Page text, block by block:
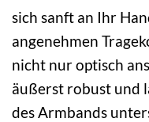
sich sanft an Ihr
angenehmen
nicht nur optisch
äußerst robust und
des Armbands